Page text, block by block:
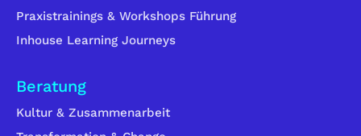
Praxistrainings & Workshops Führung
Inhouse Learning Journeys
Beratung
Kultur & Zusammenarbeit